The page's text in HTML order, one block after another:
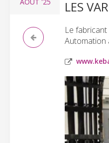
LES
Le
Automation